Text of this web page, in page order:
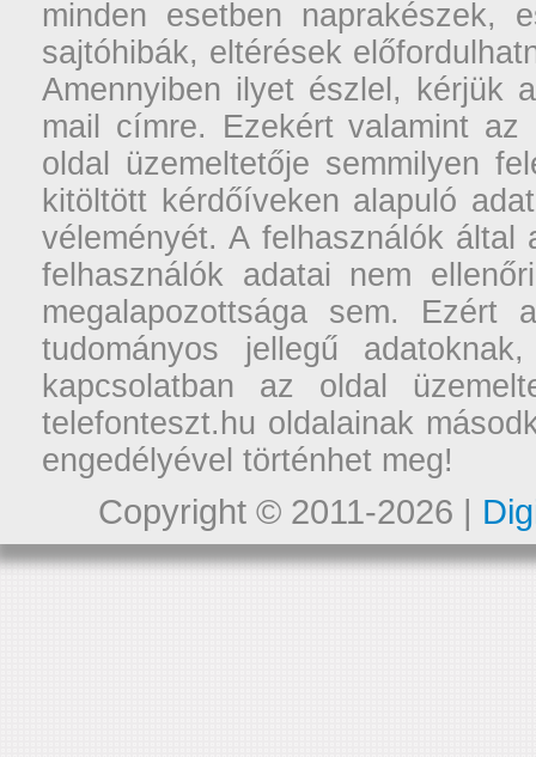
minden esetben naprakészek,
sajtóhibák, eltérések
Amennyiben ilyet észlel, kérjük
mail címre. Ezekért valamint
oldal üzemeltetője semmilyen
kitöltött kérdőíveken alapuló
véleményét. A felhasználók
felhasználók adatai nem
megalapozottsága sem. Ezért
tudományos jellegű
kapcsolatban az oldal
telefonteszt.hu oldalainak
engedélyével történhet meg!
Copyright © 2011-2026 |